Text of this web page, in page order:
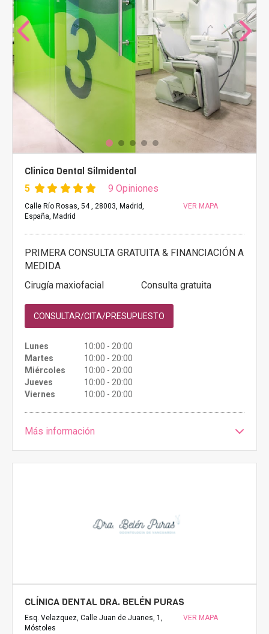
Clinica Dental Silmidental
5 9 Opiniones
Calle Río Rosas, 54 , 28003, Madrid,
España, Madrid
VER MAPA
PRIMERA CONSULTA GRATUITA & FINANCIACIÓN A
MEDIDA
Cirugía maxiofacial
Consulta gratuita
CONSULTAR/CITA/PRESUPUESTO
Lunes
10:00 - 20:00
Martes
10:00 - 20:00
Miércoles
10:00 - 20:00
Jueves
10:00 - 20:00
Viernes
10:00 - 20:00
Más información
CLÍNICA DENTAL DRA. BELÉN PURAS
Esq. Velazquez, Calle Juan de Juanes, 1,
Móstoles
VER MAPA